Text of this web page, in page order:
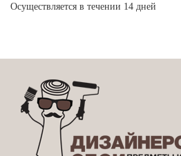
Осуществляется в течении 14 дней